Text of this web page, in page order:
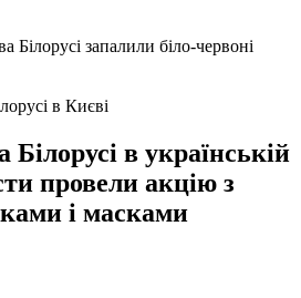
в Києві
Білорусі в українській
провели акцію з
і масками